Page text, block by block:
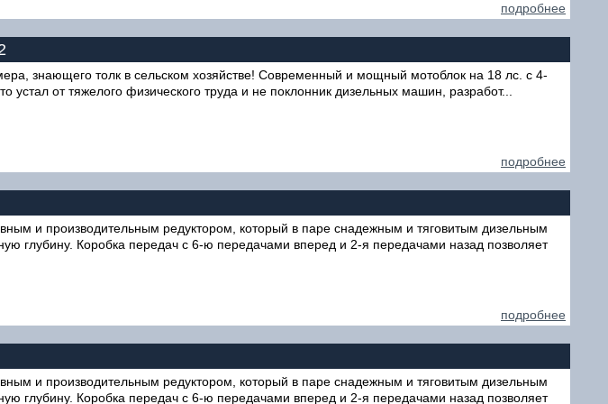
подробнее
знающего толк в сельском хозяйстве! Современный и мощный мотоблок на 18 лс. с 4-
от тяжелого физического труда и не поклонник дизельных машин, разработ...
подробнее
и производительным редуктором, который в паре снадежным и тяговитым дизельным
глубину. Коробка передач с 6-ю передачами вперед и 2-я передачами назад позволяет
подробнее
и производительным редуктором, который в паре снадежным и тяговитым дизельным
глубину. Коробка передач с 6-ю передачами вперед и 2-я передачами назад позволяет